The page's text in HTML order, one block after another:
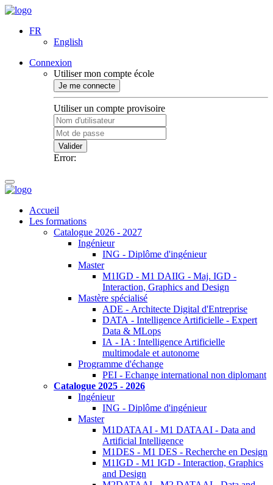
FR
English
Connexion
Utiliser mon compte école
Je me connecte
Utiliser un compte provisoire
Valider
Error:
Accueil
Les formations
Catalogue 2026 - 2027
Ingénieur
ING - Diplôme d'ingénieur
Master
M1IGD - M1 DAIIG - Maj. IGD -
Interaction, Graphics and Design
Mastère spécialisé
ADE - Architecte Digital d'Entreprise
DATA - Intelligence Artificielle - Expert
Data & MLops
IA - IA : Intelligence Artificielle
multimodale et autonome
Programme d'échange
PEI - Echange international non diplomant
Catalogue 2025 - 2026
Ingénieur
ING - Diplôme d'ingénieur
Master
M1DATAAI - M1 DATAAI - Data and
Artificial Intelligence
M1DES - M1 DES - Recherche en Design
M1IGD - M1 IGD - Interaction, Graphics
and Design